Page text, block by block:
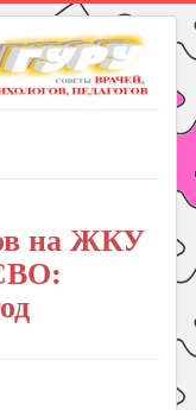
на ЖКУ